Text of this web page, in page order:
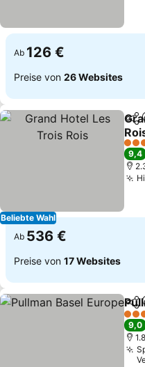
Ab 126 €
Preise von 26 Websites
Beliebte Wahl
5
9,4
Ab 536 €
Preise von 17 Websites
4
9,0